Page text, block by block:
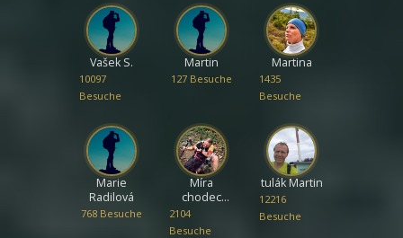
Vašek S.
10097
Besuche
Martin
127 Besuche
Martina
1435
Besuche
Marie
Radilová
768 Besuche
Míra
chodec
Liberec
2104
Besuche
tulák Martin
12216
Besuche